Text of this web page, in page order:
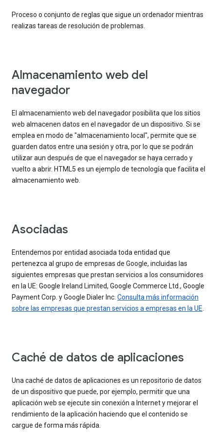
Proceso o conjunto de reglas que sigue un ordenador mientras
realizas tareas de resolución de problemas.
Almacenamiento web del
navegador
El almacenamiento web del navegador posibilita que los sitios
web almacenen datos en el navegador de un dispositivo. Si se
emplea en modo de "almacenamiento local", permite que se
guarden datos entre una sesión y otra, por lo que se podrán
utilizar aun después de que el navegador se haya cerrado y
vuelto a abrir. HTML5 es un ejemplo de tecnología que facilita el
almacenamiento web.
Asociadas
Entendemos por entidad asociada toda entidad que
pertenezca al grupo de empresas de Google, incluidas las
siguientes empresas que prestan servicios a los consumidores
en la UE: Google Ireland Limited, Google Commerce Ltd., Google
Payment Corp. y Google Dialer Inc. Consulta más información
sobre las empresas que prestan servicios a empresas en la UE.
Caché de datos de aplicaciones
Una caché de datos de aplicaciones es un repositorio de datos
de un dispositivo que puede, por ejemplo, permitir que una
aplicación web se ejecute sin conexión a Internet y mejorar el
rendimiento de la aplicación haciendo que el contenido se
cargue de forma más rápida.